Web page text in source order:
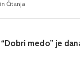
Čitanja
medo” je